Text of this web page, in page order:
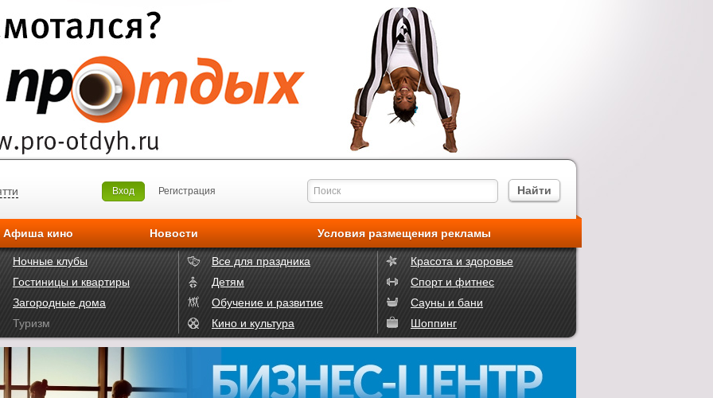
Вход Регистрация
Афиша кино Новости Условия размещения рекламы
Ночные клубы Все для праздника
Красота и здоровье
Гостиницы и квартиры Детям
Спорт и фитнес
Загородные дома Обучение и развитие
Сауны и бани
Туризм Кино и культура Шоппинг